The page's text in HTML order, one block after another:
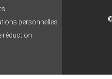
personnelles
réduction